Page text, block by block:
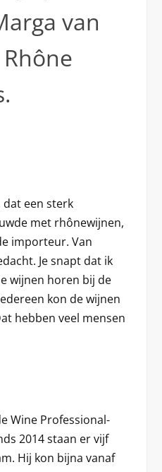
van
dat een sterk
met rhônewijnen,
importeur. Van
Je snapt dat ik
wijnen horen bij de
kon de wijnen
hebben veel mensen
Wine Professional-
2014 staan er vijf
Hij kon bijna vanaf